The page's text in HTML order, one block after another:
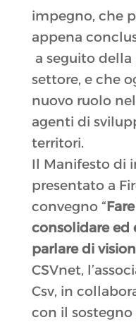
impegno, che
appena
a seguito
settore, e che
nuovo ruolo
agenti di
territori.
Il Manifesto di
presentato a
convegno “
consolidare ed
parlare di vision
CSVnet,
Csv, in
con il